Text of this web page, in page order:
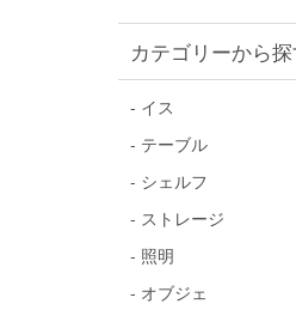
カテゴリーから
- イス
- テーブル
- シェルフ
- ストレージ
- 照明
- オブジェ